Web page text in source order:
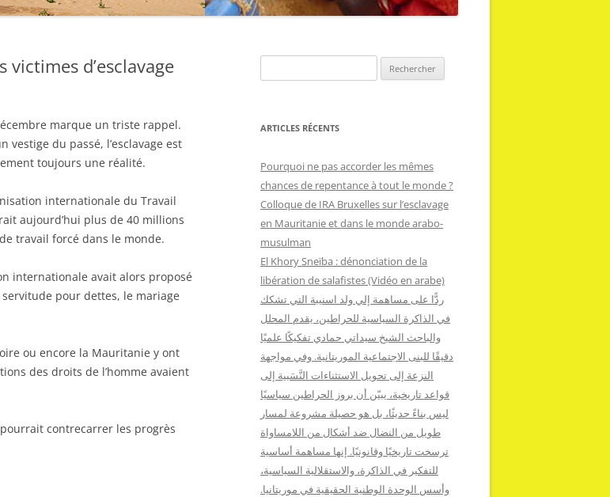
d’esclavage
marque un triste rappel.
vestige du passé, l’esclavage est
toujours une réalité.
internationale du Travail
aujourd’hui plus de 40 millions
travail forcé dans le monde.
internationale avait alors proposé
pour dettes, le mariage
ou encore la Mauritanie y ont
des droits de l’homme avaient
contrecarrer les progrès
e
h
r
h
:
ARTICLES RÉCENTS
Pourquoi ne pas accorder les mêmes
chances de repentance à tout le monde ?
Colloque de IRA Bruxelles sur l’esclavage
en Mauritanie et dans le monde arabo-
musulman
El Khory Sneïba : dénonciation de la
libération de salafistes (Vidéo en arabe)
ردًّا على مساهمة إلي ولد اسنيبة التي تشكك
في الذاكرة السياسية للحراطين، يقدم المحلل
والباحث الشيخ سيداتي حمادي تفكيكًا علميًا
دقيقًا للبنى الاجتماعية الموريتانية. وفي مواجهة
النزعة إلى تحويل الاستثناءات النَّسَبية إلى
قواعد تاريخية، يبيّن أن بروز الحراطين سياسيًا
ليس بناءً حديثًا، بل هو حصيلة مشروعة لمسار
طويل من النضال ضد أشكال من اللامساواة
ترسخت تاريخيًا وقانونيًا. إنها مساهمة أساسية
للتفكير في الذاكرة، والاستقلالية السياسية،
وأسس الوحدة الوطنية الحقيقية في موريتانيا.